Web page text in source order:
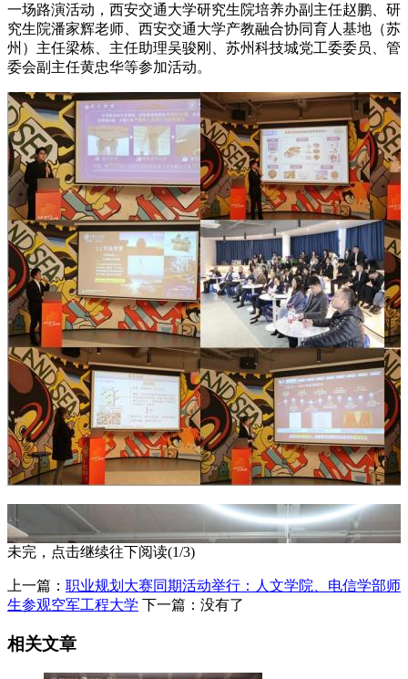
一场路演活动，西安交通大学研究生院培养办副主任赵鹏、研
究生院潘家辉老师、西安交通大学产教融合协同育人基地（苏
州）主任梁栋、主任助理吴骏刚、苏州科技城党工委委员、管
委会副主任黄忠华等参加活动。
未完，点击继续往下阅读(1/3)
上一篇： 职业规划大赛同期活动举行：人文学院、电信学部师
生参观空军工程大学 下一篇：没有了
相关文章